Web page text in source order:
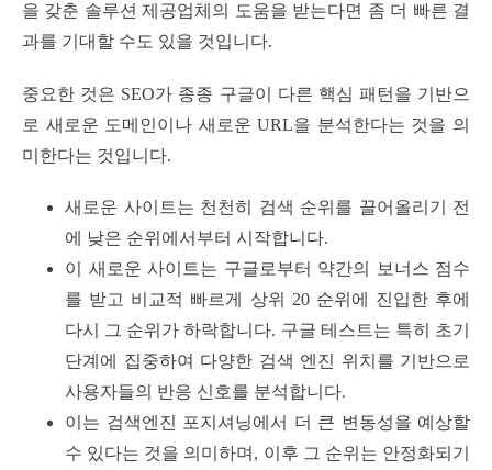
을 갖춘 솔루션 제공업체의 도움을 받는다면 좀 더 빠른 결
과를 기대할 수도 있을 것입니다.
중요한 것은 SEO가 종종 구글이 다른 핵심 패턴을 기반으
로 새로운 도메인이나 새로운 URL을 분석한다는 것을 의
미한다는 것입니다.
새로운 사이트는 천천히 검색 순위를 끌어올리기 전
에 낮은 순위에서부터 시작합니다.
이 새로운 사이트는 구글로부터 약간의 보너스 점수
를 받고 비교적 빠르게 상위 20 순위에 진입한 후에
다시 그 순위가 하락합니다. 구글 테스트는 특히 초기
단계에 집중하여 다양한 검색 엔진 위치를 기반으로
사용자들의 반응 신호를 분석합니다.
이는 검색엔진 포지셔닝에서 더 큰 변동성을 예상할
수 있다는 것을 의미하며, 이후 그 순위는 안정화되기